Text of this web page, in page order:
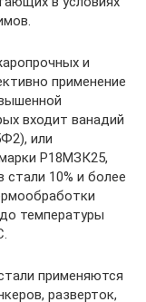
и
применение
входит ванадий
или
Р18МЗК25,
10% и более
температуры
применяются
разверток,